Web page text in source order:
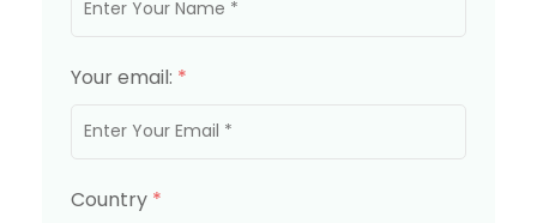
Your email: *
Country *